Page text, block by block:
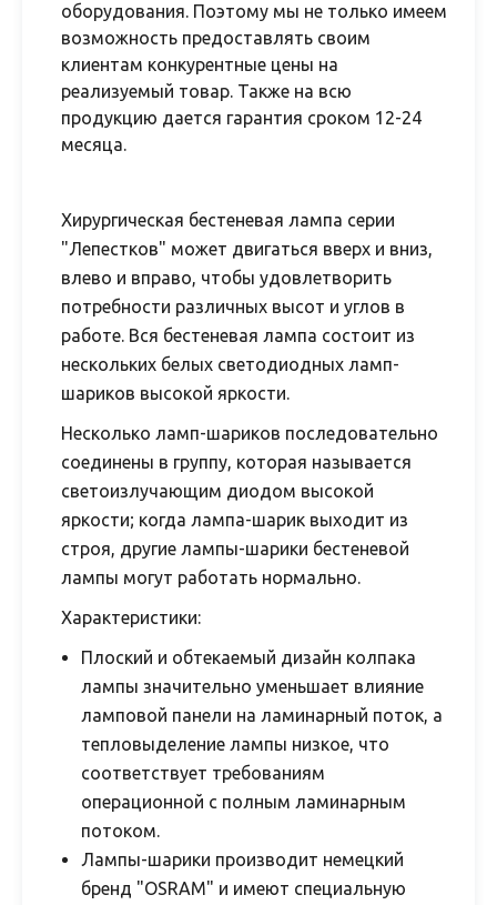
оборудования. Поэтому мы не только имеем
возможность предоставлять своим
клиентам конкурентные цены на
реализуемый товар. Также на всю
продукцию дается гарантия сроком 12-24
месяца.
Хирургическая бестеневая лампа серии
"Лепестков" может двигаться вверх и вниз,
влево и вправо, чтобы удовлетворить
потребности различных высот и углов в
работе. Вся бестеневая лампа состоит из
нескольких белых светодиодных ламп-
шариков высокой яркости.
Несколько ламп-шариков последовательно
соединены в группу, которая называется
светоизлучающим диодом высокой
яркости; когда лампа-шарик выходит из
строя, другие лампы-шарики бестеневой
лампы могут работать нормально.
Характеристики:
Плоский и обтекаемый дизайн колпака
лампы значительно уменьшает влияние
ламповой панели на ламинарный поток, а
тепловыделение лампы низкое, что
соответствует требованиям
операционной с полным ламинарным
потоком.
Лампы-шарики производит немецкий
бренд "OSRAM" и имеют специальную